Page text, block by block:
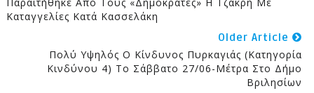
Καταγγελίες Κατά Κασσελάκη
Older Article
Πολύ Υψηλός Ο Κίνδυνος Πυρκαγιάς (κατηγορία
Κινδύνου 4) Το Σάββατο 27/06-Μέτρα Στο Δήμο
Βριλησίων